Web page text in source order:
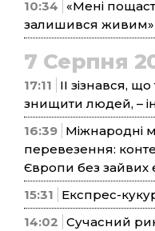
10:34
«Мені
залишився живим»
7 Серпня
17:11
ІІ зізнався,
знищити людей, –
16:39 Міжнародні
перевезення:
Європи без зайвих
15:31
Експрес-
14:02 Сучасний